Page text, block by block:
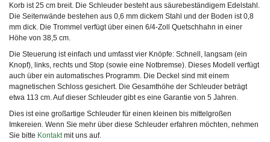
Korb ist 25 cm breit. Die Schleuder besteht aus säurebeständigem Edelstahl.
Die Seitenwände bestehen aus 0,6 mm dickem Stahl und der Boden ist 0,8
mm dick. Die Trommel verfügt über einen 6/4-Zoll Quetschhahn in einer
Höhe von 38,5 cm.
Die Steuerung ist einfach und umfasst vier Knöpfe: Schnell, langsam (ein
Knopf), links, rechts und Stop (sowie eine Notbremse). Dieses Modell verfügt
auch über ein automatisches Programm. Die Deckel sind mit einem
magnetischen Schloss gesichert. Die Gesamthöhe der Schleuder beträgt
etwa 113 cm. Auf dieser Schleuder gibt es eine Garantie von 5 Jahren.
Dies ist eine großartige Schleuder für einen kleinen bis mittelgroßen
Imkereien. Wenn Sie mehr über diese Schleuder erfahren möchten, nehmen
Sie bitte Kontaktmit uns auf.